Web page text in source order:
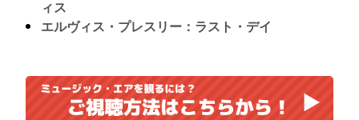
ィス
エルヴィス・プレスリー：ラスト・デイ